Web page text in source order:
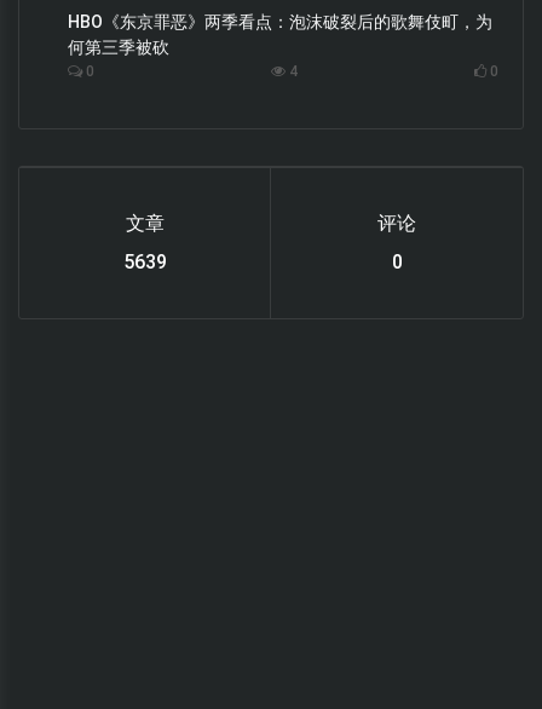
HBO《东京罪恶》两季看点：泡沫破裂后的歌舞伎町，为
何第三季被砍
0 4 0
文章
6220
评论
0